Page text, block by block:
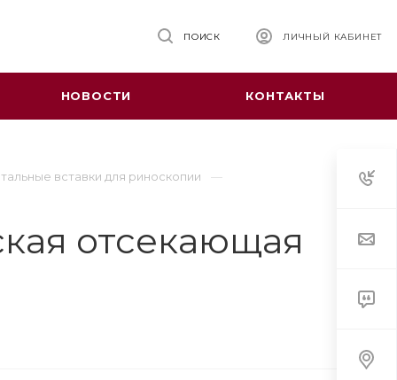
ЛИЧНЫЙ КАБИНЕТ
ПОИСК
НОВОСТИ КОНТАКТЫ
вставки для риноскопии
отсекающая